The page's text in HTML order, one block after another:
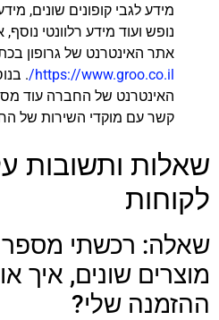
מידע לגבי קופונים שונים,
נופש ועוד מידע רלוונטי
אתר האינטרנט של גרופון
https://www.groo.co.il/
.
האינטרנט של החברה עוד
קשר עם מוקדי השירות של
שאלות ותשובות
לקוחות
שאלה: רכשתי מספר
מוצרים שונים, איך
ההזמנה שלי?